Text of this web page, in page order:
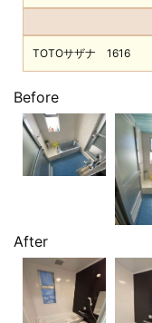
TOTOサザナ 1616
Before
After